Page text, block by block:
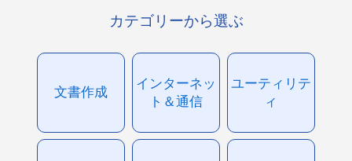
カテゴリーから選ぶ
文書作成
インターネッ
ト＆通信
ユーティリテ
ィ